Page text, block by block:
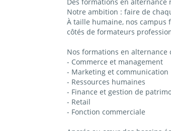
Notre ambition : faire de
À taille humaine, nos campus
côtés de formateurs
Nos formations en alternance
- Commerce et management
- Marketing et communication
- Ressources humaines
- Finance et gestion de
- Retail
- Fonction commerciale